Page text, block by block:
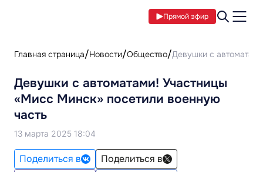
Прямой эфир
Главная страница Новости Общество Девушки с
Девушки с автоматами! Участницы
«Мисс Минск» посетили военную
часть
13 марта 2025 18:04
Поделиться в
Поделиться в